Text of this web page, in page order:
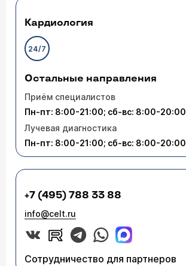
Кардиология
24/7
Остальные направления
Приём специалистов
Пн-пт: 8:00-21:00; сб-вс: 8:00-20:00
Лучевая диагностика
Пн-пт: 8:00-21:00; сб-вс: 8:00-20:00
+7 (495) 788 33 88
info@celt.ru
Сотрудничество для партнеров